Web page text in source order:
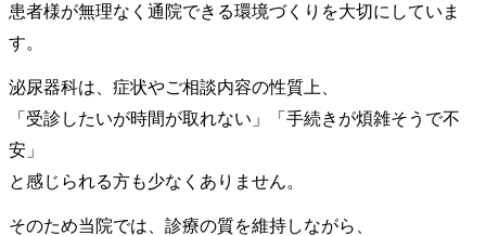
患者様が無理なく通院できる環境づくりを大切にしていま
す。
泌尿器科は、症状やご相談内容の性質上、
「受診したいが時間が取れない」「手続きが煩雑そうで不
安」
と感じられる方も少なくありません。
そのため当院では、診療の質を維持しながら、